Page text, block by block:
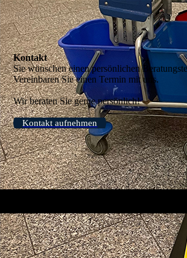
Kontakt
Sie wünschen einen persönlichen
Vereinbaren Sie einen Termin mit uns.
Wir beraten Sie gerne persönlich!
Kontakt aufnehmen